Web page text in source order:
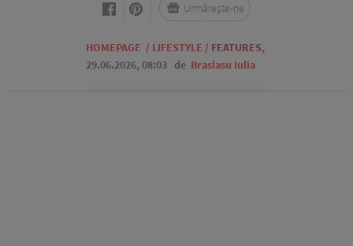
HOMEPAGE / LIFESTYLE / FEATURES,
29.06.2026, 08:03 de Braslasu Iulia
Urmărește-ne